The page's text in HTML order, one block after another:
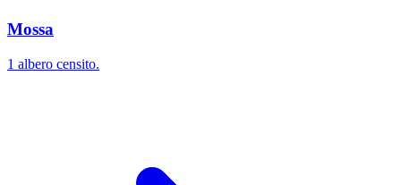
Mossa
1 albero censito.